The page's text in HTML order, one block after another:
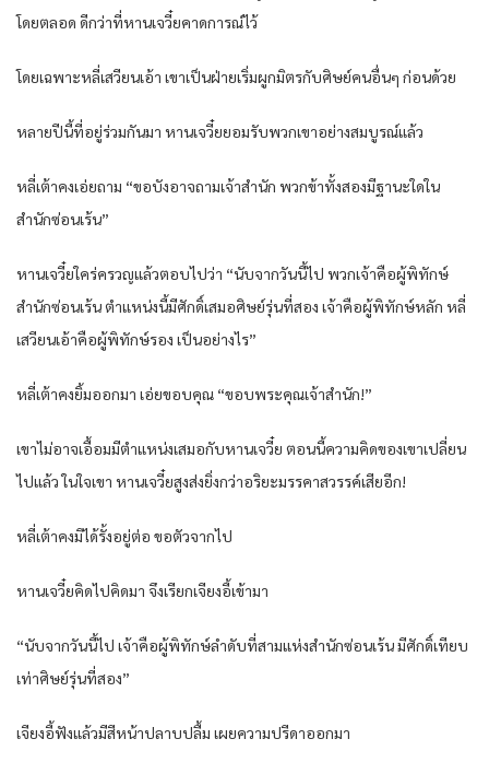
โดยตลอด ดีกว่าที่หานเจวี๋ยคาดการณ์ไว้
โดยเฉพาะหลี่เสวียนเอ้า เขาเป็นฝ่ายเริ่มผูกมิตรกับศิษย์คนอื่นๆ ก่อนด้วย
หลายปีนี้ที่อยู่ร่วมกันมา หานเจวี๋ยยอมรับพวกเขาอย่างสมบูรณ์แล้ว
หลี่เต้าคงเอ่ยถาม “ขอบังอาจถามเจ้าสำนัก พวกข้าทั้งสองมีฐานะใดใน
สำนักซ่อนเร้น”
หานเจวี๋ยใคร่ครวญแล้วตอบไปว่า “นับจากวันนี้ไป พวกเจ้าคือผู้พิทักษ์
สำนักซ่อนเร้น ตำแหน่งนี้มีศักดิ์เสมอศิษย์รุ่นที่สอง เจ้าคือผู้พิทักษ์หลัก หลี่
เสวียนเอ้าคือผู้พิทักษ์รอง เป็นอย่างไร”
หลี่เต้าคงยิ้มออกมา เอ่ยขอบคุณ “ขอบพระคุณเจ้าสำนัก!”
เขาไม่อาจเอื้อมมีตำแหน่งเสมอกับหานเจวี๋ย ตอนนี้ความคิดของเขาเปลี่ยน
ไปแล้ว ในใจเขา หานเจวี๋ยสูงส่งยิ่งกว่าอริยะมรรคาสวรรค์เสียอีก!
หลี่เต้าคงมิได้รั้งอยู่ต่อ ขอตัวจากไป
หานเจวี๋ยคิดไปคิดมา จึงเรียกเจียงอี้เข้ามา
“นับจากวันนี้ไป เจ้าคือผู้พิทักษ์ลำดับที่สามแห่งสำนักซ่อนเร้น มีศักดิ์เทียบ
เท่าศิษย์รุ่นที่สอง”
เจียงอี้ฟังแล้วมีสีหน้าปลาบปลื้ม เผยความปรีดาออกมา